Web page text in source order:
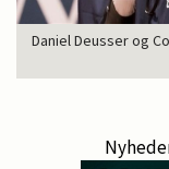
Daniel Deusser og